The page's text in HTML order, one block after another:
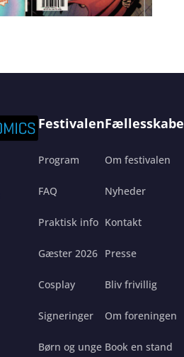
Festivalen
Program
FAQ
Praktisk info
Gæster 2026
Cosplay
Signeringer
Børn og unge
Om festivalen
Nyheder
Kontakt
Presse
Bliv frivillig
Om foreningen
Book en stand